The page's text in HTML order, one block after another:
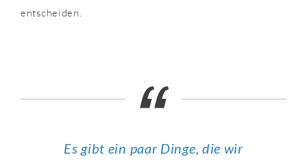
entscheiden.
Es gibt ein paar Dinge, die wir